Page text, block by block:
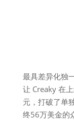
最具差异化独
让 Creaky 在
元，打破了单
终56万美金的